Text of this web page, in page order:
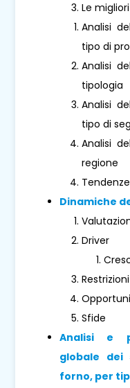
Le
Analisi
tipo di
Analisi
tipologia
Analisi
tipo di
Analisi
regione
Dinamiche
Driver
Restrizioni
Sfide
Analisi e
globale
forno, per